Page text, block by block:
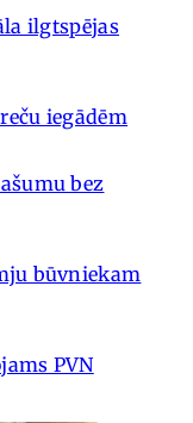
ilgtspējas
iegādēm
bez
būvniekam
PVN